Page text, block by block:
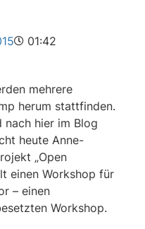
01:42
mehrere
herum stattfinden.
nach hier im Blog
heute Anne-
„Open
einen Workshop für
– einen
Workshop.